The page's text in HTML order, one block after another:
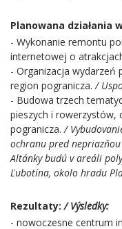
Planowana działania
- Wykonanie remontu
internetowej o
- Organizacja wydarzeń
region pogranicza./
- Budowa trzech
pieszych i rowerzystów,
pogranicza./
ochranu pred
Altánky budú v areáli
Ľubotína, okolo hradu
Rezultaty: / Výsledky:
- nowoczesne centrum
Eko inwestycja